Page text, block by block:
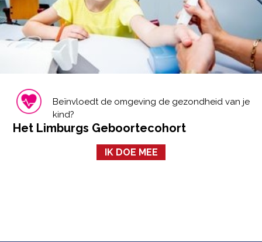
Beïnvloedt de omgeving de gezondheid van je
kind?
Het Limburgs Geboortecohort
IK DOE MEE